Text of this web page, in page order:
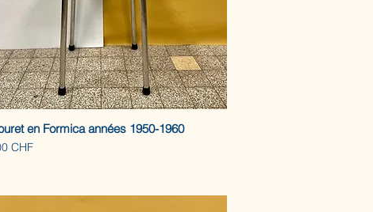
en Formica années 1950-1960
CHF